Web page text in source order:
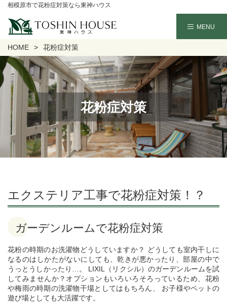
相模原市で花粉症対策なら東神ハウス
HOME 花粉症対策
花粉症対策
エクステリア工事で花粉症対策！？
ガーデンルームで花粉症対策
花粉の時期のお洗濯物どうしていますか？ どうしても室内干しに
なるのはしかたがないにしても、乾きが悪かったり、部屋の中で
うっとうしかったり…。 LIXIL（リクシル）のガーデンルームを試
してみませんか？オプションもいろいろそろっているため、花粉
や梅雨の時期の洗濯物干場としてはもちろん、 お子様やペットの
遊び場としても大活躍です。